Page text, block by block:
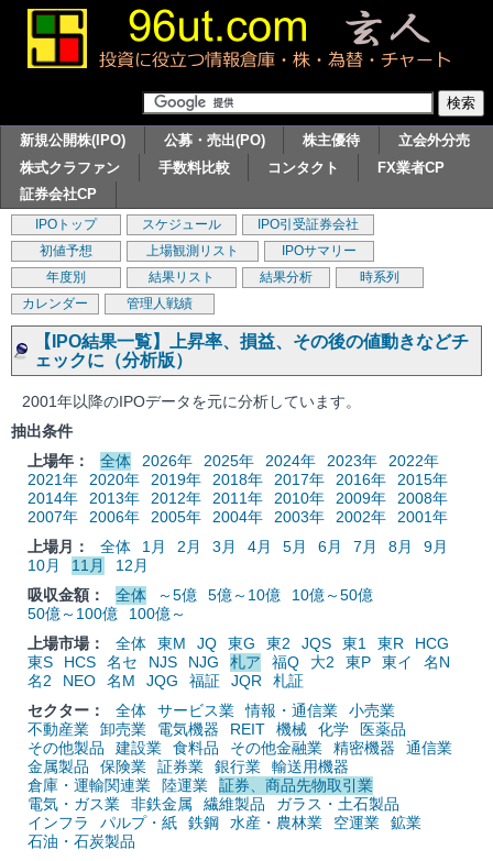
新規公開株(IPO) 公募・売出(PO) 株主優待
立会外分売
株式クラファン
手数料比較 コンタクト
FX業者CP
証券会社CP
IPOトップ スケジュール
IPO引受証券会社
初値予想
上場観測リスト
IPOサマリー
年度別
結果リスト 結果分析
時系列
カレンダー
管理人戦績
【IPO結果一覧】上昇率、損益、その後の値動きなどチ
ェックに（分析版）
2001年以降のIPOデータを元に分析しています。
抽出条件
上場年：
全体 2026年 2025年 2024年 2023年
2022年
2021年
2020年 2019年 2018年 2017年 2016年
2015年
2014年
2013年 2012年 2011年 2010年 2009年
2008年
2007年
2006年 2005年 2004年 2003年 2002年
2001年
上場月：
全体 1月 2月 3月 4月 5月 6月 7月 8月
9月
10月
11月
12月
吸収金額：
全体 ～5億 5億～10億
10億～50億
50億～100億
100億～
上場市場：
全体 東M JQ 東G 東2 JQS 東1 東R
HCG
東S
HCS 名セ NJS NJG 札ア 福Q 大2 東P 東イ
名N
名2
NEO 名M JQG 福証 JQR
札証
セクター：
全体 サービス業 情報・通信業
小売業
不動産業
卸売業 電気機器 REIT 機械 化学
医薬品
その他製品
建設業 食料品 その他金融業 精密機器
通信業
金属製品
保険業 証券業 銀行業
輸送用機器
倉庫・運輸関連業
陸運業
証券、商品先物取引業
電気・ガス業
非鉄金属 繊維製品
ガラス・土石製品
インフラ
パルプ・紙 鉄鋼 水産・農林業 空運業
鉱業
石油・石炭製品